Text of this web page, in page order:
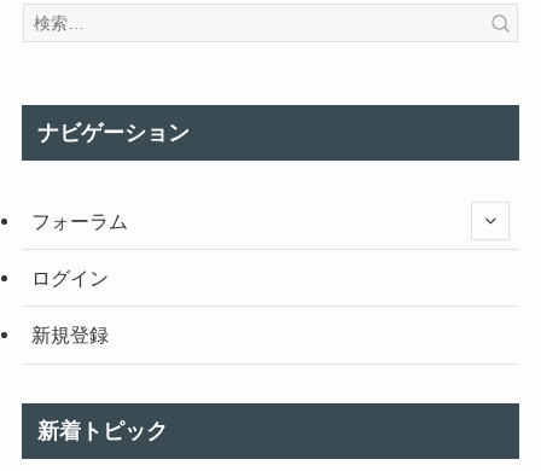
ナビゲーション
フォーラム
ログイン
新規登録
新着トピック